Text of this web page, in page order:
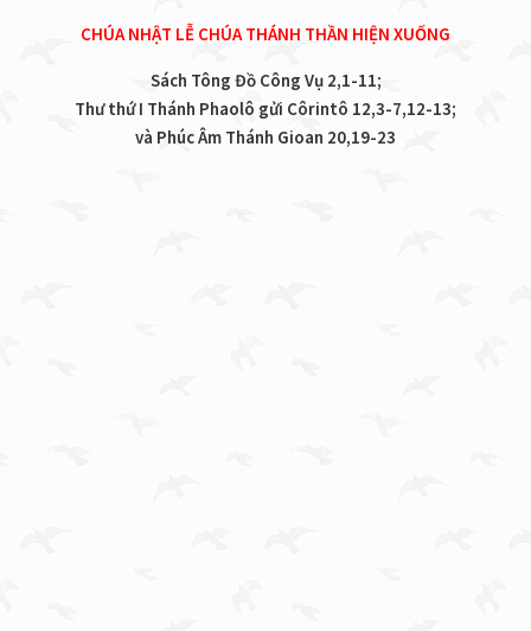
CHÚA NHẬT LỄ CHÚA THÁNH THẦN HIỆN XUỐNG
Sách Tông Đồ Công Vụ 2,1-11;
Thư thứ I Thánh Phaolô gửi Côrintô 12,3-7,12-13;
và Phúc Âm Thánh Gioan 20,19-23